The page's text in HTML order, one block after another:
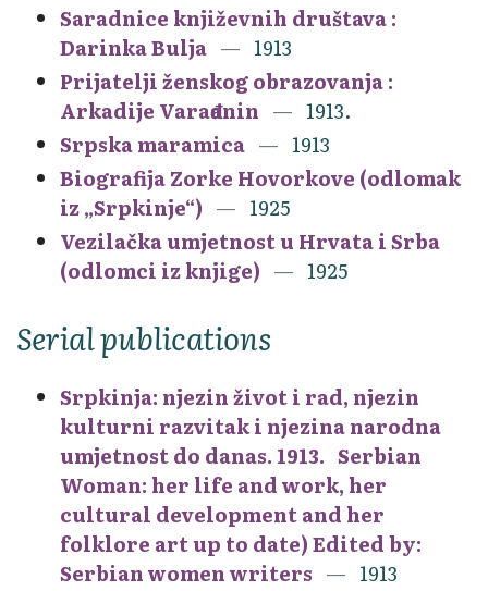
Saradnice književnih društava :
Darinka Bulja
1913
Prijatelji ženskog obrazovanja :
Arkadije Varađanin
1913.
Srpska maramica
1913
Biografija Zorke Hovorkove (odlomak
iz „Srpkinje“)
1925
Vezilačka umjetnost u Hrvata i Srba
(odlomci iz knjige)
1925
Serial publications
Srpkinja: njezin život i rad, njezin
kulturni razvitak i njezina narodna
umjetnost do danas. 1913. Serbian
Woman: her life and work, her
cultural development and her
folklore art up to date) Edited by:
Serbian women writers
1913